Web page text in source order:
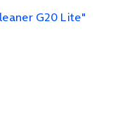
G20 Lite"